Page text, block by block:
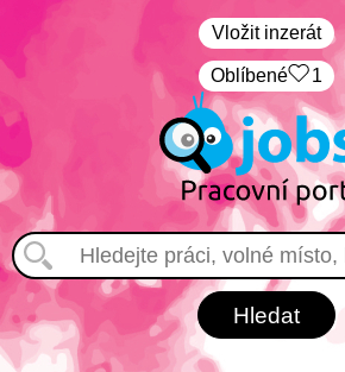
Vložit inzerát
Oblíbené 1